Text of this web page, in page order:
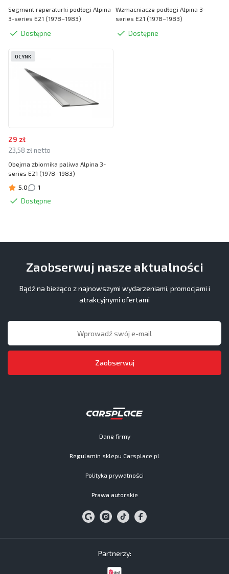
Segment reperaturki podłogi Alpina
3-series E21 (1978–1983)
Dostępne
Wzmacniacze podłogi Alpina 3-
series E21 (1978–1983)
Dostępne
29 zł
23,58 zł netto
Obejma zbiornika paliwa Alpina 3-
series E21 (1978–1983)
5.0
1
Dostępne
OCYNK
Dane firmy
Regulamin sklepu Carsplace.pl
Polityka prywatności
Prawa autorskie
Zaobserwuj nasze aktualności
Bądź na bieżąco z najnowszymi wydarzeniami, promocjami i
atrakcyjnymi ofertami
Zaobserwuj
Partnerzy: